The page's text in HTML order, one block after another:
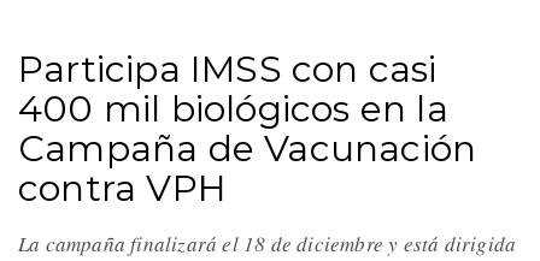
Participa IMSS con casi
400 mil biológicos en la
Campaña de Vacunación
contra VPH
La campaña finalizará el 18 de diciembre y está dirigida